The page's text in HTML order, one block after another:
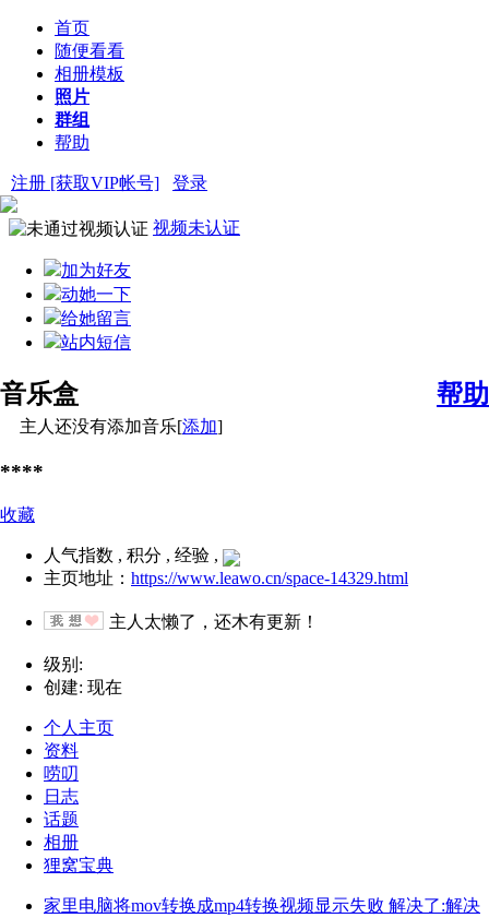
首页
随便看看
相册模板
照片
群组
帮助
注册 [获取VIP帐号] 登录
视频未认证
加为好友
动她一下
给她留言
站内短信
帮助
音乐盒
主人还没有添加音乐[添加]
****
收藏
人气指数 , 积分 , 经验 ,
主页地址： https://www.leawo.cn/space-14329.html
主人太懒了，还木有更新！
级别:
创建: 现在
个人主页
资料
唠叨
日志
话题
相册
狸窝宝典
家里电脑将mov转换成mp4转换视频显示失败 解决了:解决